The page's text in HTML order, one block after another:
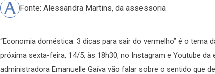
Fonte: Alessandra Martins, da assessoria
“Economia doméstica: 3 dicas para sair do vermelho” é o tema
próxima sexta-feira, 14/5, às 18h30, no Instagram e Youtube
administradora Emanuelle Gaíva vão falar sobre o sentido que